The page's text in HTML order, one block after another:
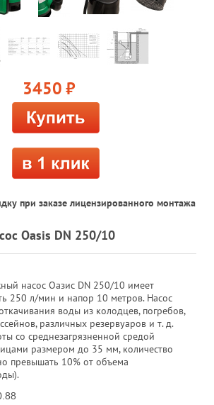
3450 руб.
при заказе лицензированного монтажа
Oasis DN 250/10
насос Оазис DN 250/10 имеет
250 л/мин и напор 10 метров. Насос
воды из колодцев, погребов,
различных резервуаров и т. д.
со среднезагрязненной средой
размером до 35 мм, количество
превышать 10% от объема